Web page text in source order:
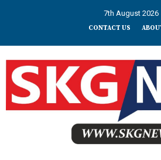
7th August 2026
CONTACT US